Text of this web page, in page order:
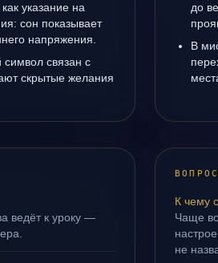
указание на
сон показывает
напряжения.
символ связан с
скрытые желания
до
В
ведёт к уроку —
К чему
Чаще
не